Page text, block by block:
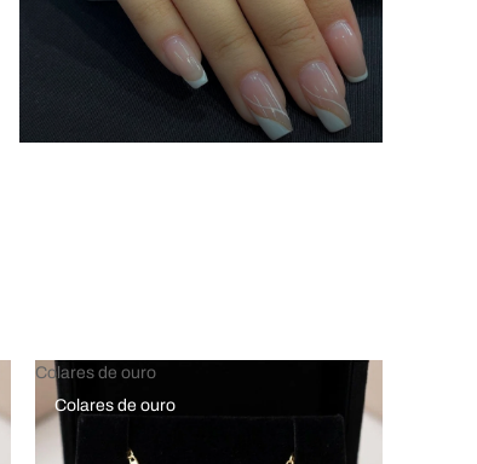
Colares de ouro
Colares de ouro